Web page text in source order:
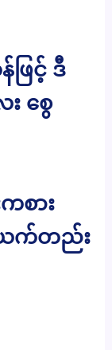
ြင့် ဒီ
စွေ
စား
က်တည်း